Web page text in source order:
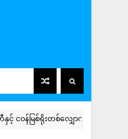
စ်ရိုးတစ်လျှောက်ရှိ တာများကြံ့ခိုင်မှုအ